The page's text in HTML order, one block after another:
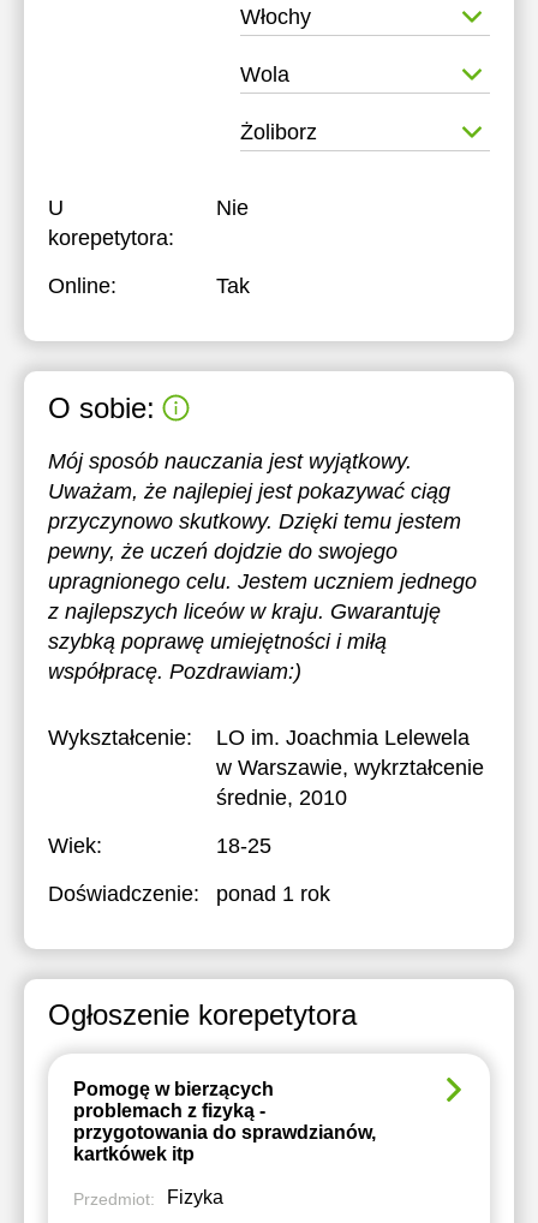
Włochy
Wola
Żoliborz
U
korepetytora:
Nie
Online: Tak
O sobie:
Mój sposób nauczania jest wyjątkowy.
Uważam, że najlepiej jest pokazywać ciąg
przyczynowo skutkowy. Dzięki temu jestem
pewny, że uczeń dojdzie do swojego
upragnionego celu. Jestem uczniem jednego
z najlepszych liceów w kraju. Gwarantuję
szybką poprawę umiejętności i miłą
współpracę. Pozdrawiam:)
Wykształcenie:
LO im. Joachmia Lelewela
w Warszawie, wykrztałcenie
średnie, 2010
Wiek:
18-25
Doświadczenie:
ponad 1 rok
Ogłoszenie korepetytora
Pomogę w bierzących
problemach z fizyką -
przygotowania do sprawdzianów,
kartkówek itp
Przedmiot: Fizyka